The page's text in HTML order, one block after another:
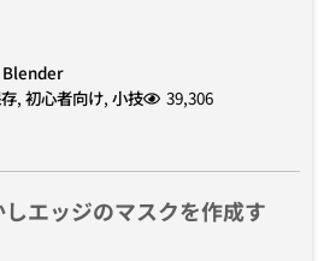
Blender
, 初心者向け, 小技 39,306
エッジのマスクを作成す